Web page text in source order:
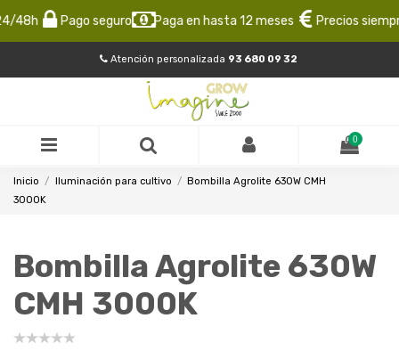
Pago seguro Paga en hasta 12 meses Precios siempre
Atención personalizada 93 680 09 32
0
Inicio Iluminación para cultivo
Bombilla Agrolite 630W CMH
3000K
Bombilla Agrolite 630W
CMH 3000K